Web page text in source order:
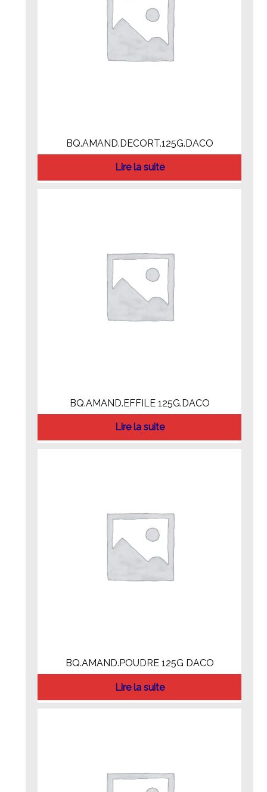
BQ.AMAND.DECORT.125G.DACO
Lire la suite
BQ.AMAND.EFFILE 125G.DACO
Lire la suite
BQ.AMAND.POUDRE 125G DACO
Lire la suite